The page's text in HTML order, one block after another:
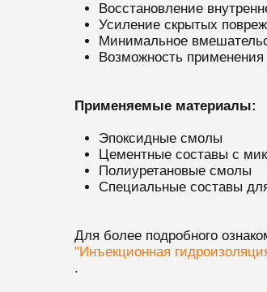
Восстановление
Усиление скрытых
Минимальное
Возможность
Применяемые материалы:
Эпоксидные смолы
Цементные составы с
Полиуретановые смолы
Специальные составы
Для более подробного
"Инъекционная
.